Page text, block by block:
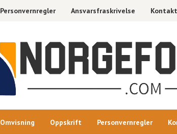
Personvernregler Ansvarsfraskrivelse
Omvisning Oppskrift Personvernregler